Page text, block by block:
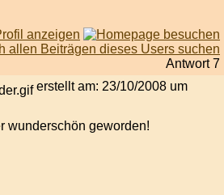
Antwort 7
erstellt am: 23/10/2008 um
wunderschön geworden!